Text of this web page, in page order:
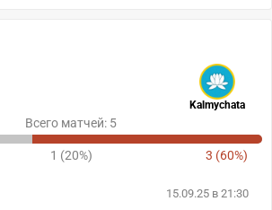
Kalmychata
Всего матчей: 5
1 (20%) 3 (60%)
15.09.25 в 21:30